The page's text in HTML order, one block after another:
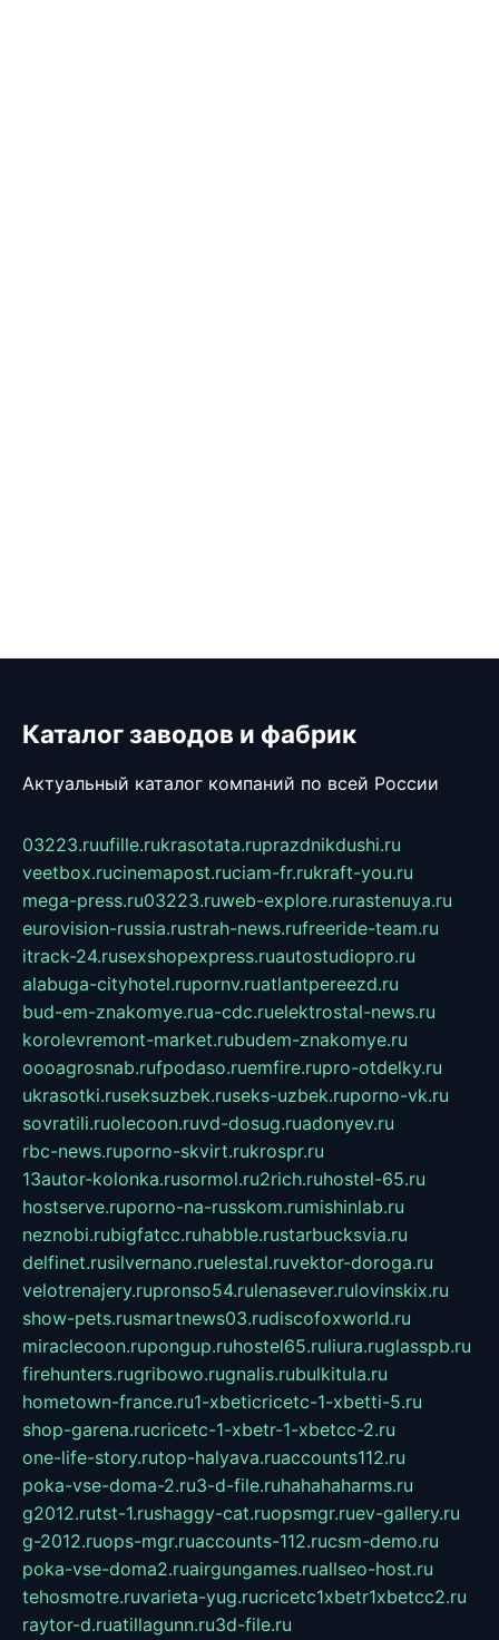
Каталог заводов и фабрик
Актуальный каталог компаний по всей России
03223.ruufille.rukrasotata.ruprazdnikdushi.ru
veetbox.rucinemapost.ruciam-fr.rukraft-you.ru
mega-press.ru03223.ruweb-explore.rurastenuya.ru
eurovision-russia.rustrah-news.rufreeride-team.ru
itrack-24.rusexshopexpress.ruautostudiopro.ru
alabuga-cityhotel.rupornv.ruatlantpereezd.ru
bud-em-znakomye.rua-cdc.ruelektrostal-news.ru
korolevremont-market.rubudem-znakomye.ru
oooagrosnab.rufpodaso.ruemfire.rupro-otdelky.ru
ukrasotki.ruseksuzbek.ruseks-uzbek.ruporno-vk.ru
sovratili.ruolecoon.ruvd-dosug.ruadonyev.ru
rbc-news.ruporno-skvirt.rukrospr.ru
13autor-kolonka.rusormol.ru2rich.ruhostel-65.ru
hostserve.ruporno-na-russkom.rumishinlab.ru
neznobi.rubigfatcc.ruhabble.rustarbucksvia.ru
delfinet.rusilvernano.ruelestal.ruvektor-doroga.ru
velotrenajery.rupronso54.rulenasever.rulovinskix.ru
show-pets.rusmartnews03.rudiscofoxworld.ru
miraclecoon.rupongup.ruhostel65.ruliura.ruglasspb.ru
firehunters.rugribowo.rugnalis.rubulkitula.ru
hometown-france.ru1-xbeticricetc-1-xbetti-5.ru
shop-garena.rucricetc-1-xbetr-1-xbetcc-2.ru
one-life-story.rutop-halyava.ruaccounts112.ru
poka-vse-doma-2.ru3-d-file.ruhahahaharms.ru
g2012.rutst-1.rushaggy-cat.ruopsmgr.ruev-gallery.ru
g-2012.ruops-mgr.ruaccounts-112.rucsm-demo.ru
poka-vse-doma2.ruairgungames.ruallseo-host.ru
tehosmotre.ruvarieta-yug.rucricetc1xbetr1xbetcc2.ru
raytor-d.ruatillagunn.ru3d-file.ru